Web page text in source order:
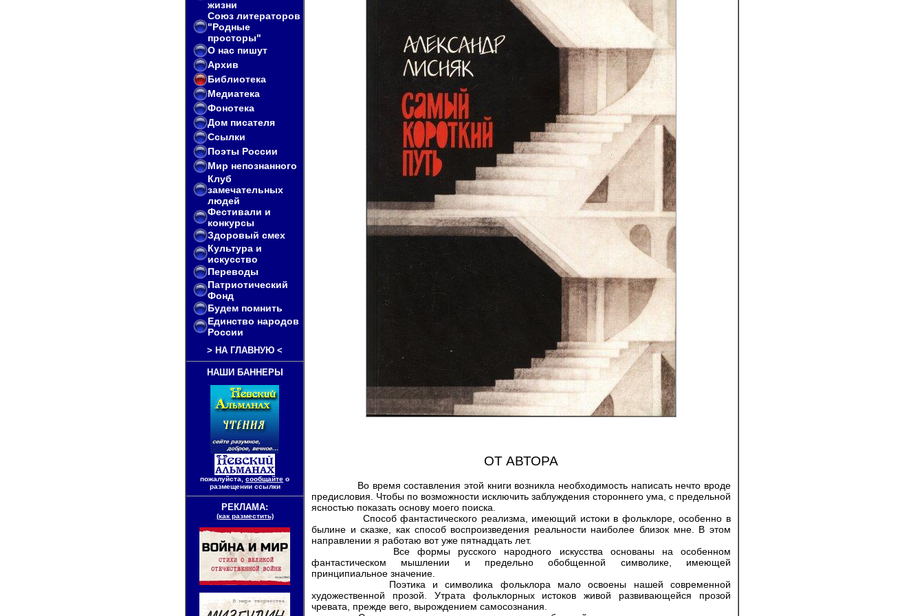
жизни
Союз литераторов
"Родные
просторы"
О нас пишут
Архив
Библиотека
Медиатека
Фонотека
Дом писателя
Ссылки
Поэты России
Мир непознанного
Клуб
замечательных
людей
Фестивали и
конкурсы
Здоровый смех
Культура и
искусство
Переводы
Патриотический
Фонд
Будем помнить
Единство народов
России
> НА ГЛАВНУЮ <
НАШИ БАННЕРЫ
пожалуйста, сообщайте о
размещении ссылки
РЕКЛАМА:
(как разместить)
ОТ АВТОРА
Во время составления этой книги возникла необходимость написать нечто вроде
предисловия. Чтобы по возможности исключить заблуждения стороннего ума, с предельной
ясностью показать основу моего поиска.
Способ фантастического реализма, имеющий истоки в фольклоре, особенно в
былине и сказке, как способ воспроизведения реальности наиболее близок мне. В этом
направлении я работаю вот уже пятнадцать лет.
Все формы русского народного искусства основаны на особенном
фантастическом мышлении и предельно обобщенной символике, имеющей
принципиальное значение.
Поэтика и символика фольклора мало освоены нашей современной
художественной прозой. Утрата фольклорных истоков живой развивающейся прозой
чревата, прежде вего, вырождением самосознания.